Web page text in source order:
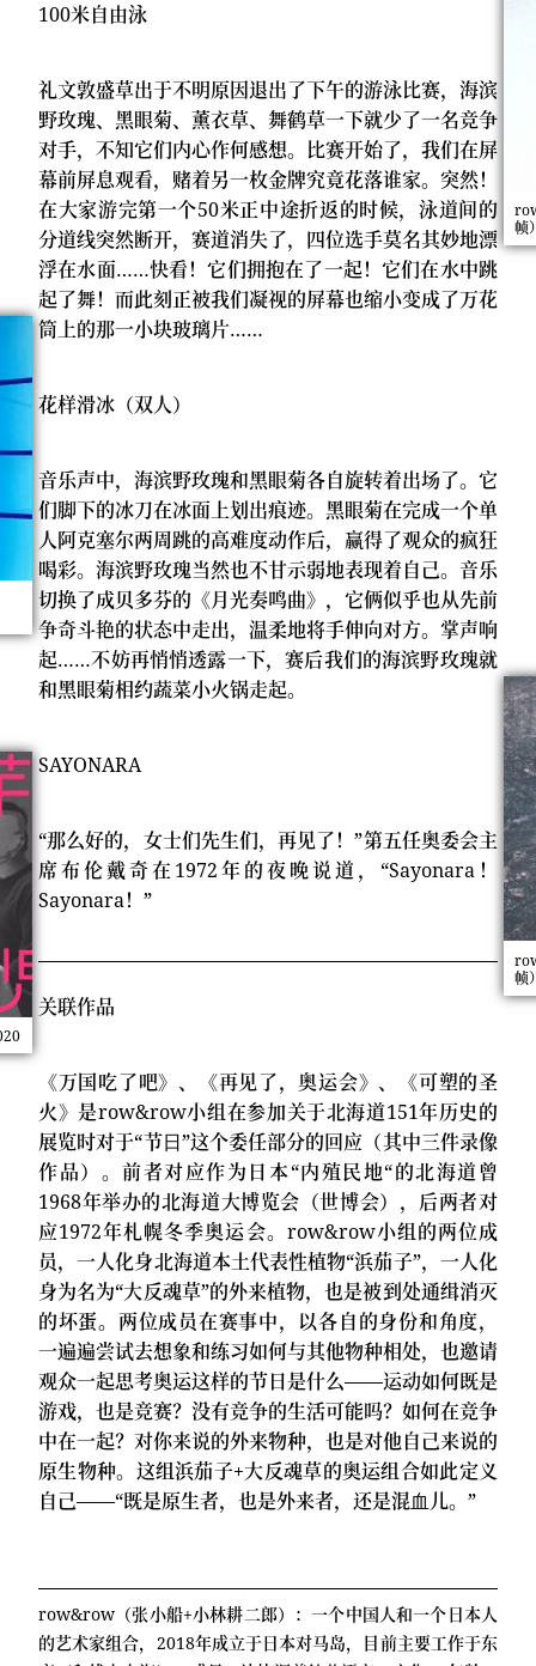
100米自由泳
礼文敦盛草出于不明原因退出了下午的游泳比赛，海滨
野玫瑰、黑眼菊、薰衣草、舞鹤草一下就少了一名竞争
对手，不知它们内心作何感想。比赛开始了，我们在屏
幕前屏息观看，赌着另一枚金牌究竟花落谁家。突然！
在大家游完第一个50米正中途折返的时候，泳道间的
分道线突然断开，赛道消失了，四位选手莫名其妙地漂
浮在水面……快看！它们拥抱在了一起！它们在水中跳
起了舞！而此刻正被我们凝视的屏幕也缩小变成了万花
筒上的那一小块玻璃片……
花样滑冰（双人）
音乐声中，海滨野玫瑰和黑眼菊各自旋转着出场了。它
们脚下的冰刀在冰面上划出痕迹。黑眼菊在完成一个单
人阿克塞尔两周跳的高难度动作后，赢得了观众的疯狂
喝彩。海滨野玫瑰当然也不甘示弱地表现着自己。音乐
切换了成贝多芬的《月光奏鸣曲》，它俩似乎也从先前
争奇斗艳的状态中走出，温柔地将手伸向对方。掌声响
起……不妨再悄悄透露一下，赛后我们的海滨野玫瑰就
和黑眼菊相约蔬菜小火锅走起。
SAYONARA
“那么好的，女士们先生们，再见了！”第五任奥委会主
席布伦戴奇在1972年的夜晚说道，“Sayonara！
Sayonara！”
关联作品
《万国吃了吧》、《再见了，奥运会》、《可塑的圣
火》是row&row小组在参加关于北海道151年历史的
展览时对于“节⽇”这个委任部分的回应（其中三件录像
作品）。前者对应作为日本“内殖民地“的北海道曾
1968年举办的北海道大博览会（世博会），后两者对
应1972年札幌冬季奥运会。row&row小组的两位成
员，一人化身北海道本土代表性植物“浜茄子”，一人化
身为名为“⼤反魂草”的外来植物，也是被到处通缉消灭
的坏蛋。两位成员在赛事中，以各自的身份和角度，
⼀遍遍尝试去想象和练习如何与其他物种相处，也邀请
观众一起思考奥运这样的节日是什么——运动如何既是
游戏，也是竞赛？没有竞争的⽣活可能吗？如何在竞争
中在一起？对你来说的外来物种，也是对他⾃己来说的
原生物种。这组浜茄子+⼤反魂草的奥运组合如此定义
自己——“既是原生者，也是外来者，还是混⾎儿。”
row&row（张小船+小林耕二郎）：一个中国人和一个日本人
的艺术家组合，2018年成立于日本对马岛，目前主要工作于东
帧
帧